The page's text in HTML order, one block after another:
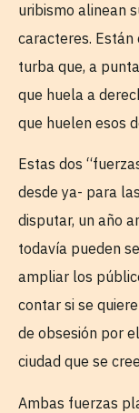
uribismo alinean
caracteres.
turba que, a
que huela a
que huelen esos
Estas dos
desde ya- para
disputar, un año
todavía pueden
ampliar los
contar si se
de obsesión por
ciudad que se
Ambas fuerzas